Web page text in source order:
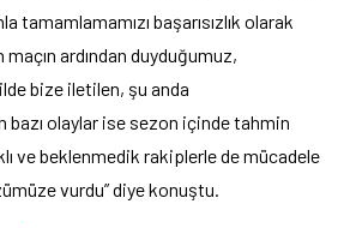
tamamlamamızı başarısızlık olarak
ardından duyduğumuz,
bize iletilen, şu anda
bazı olaylar ise sezon içinde tahmin
ve beklenmedik rakiplerle de mücadele
vurdu” diye konuştu.